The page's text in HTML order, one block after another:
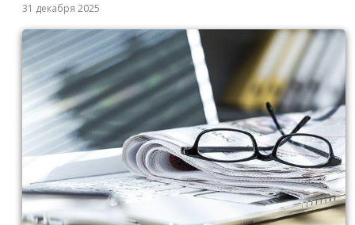
31 декабря 2025